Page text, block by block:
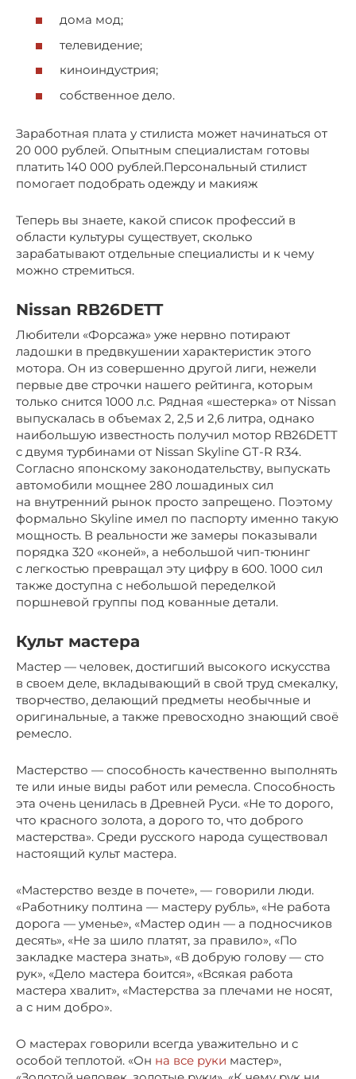
дома мод;
телевидение;
киноиндустрия;
собственное дело.
Заработная плата у стилиста может начинаться от
20 000 рублей. Опытным специалистам готовы
платить 140 000 рублей.Персональный стилист
помогает подобрать одежду и макияж
Теперь вы знаете, какой список профессий в
области культуры существует, сколько
зарабатывают отдельные специалисты и к чему
можно стремиться.
Nissan RB26DETT
Любители «Форсажа» уже нервно потирают
ладошки в предвкушении характеристик этого
мотора. Он из совершенно другой лиги, нежели
первые две строчки нашего рейтинга, которым
только снится 1000 л.с. Рядная «шестерка» от Nissan
выпускалась в объемах 2, 2,5 и 2,6 литра, однако
наибольшую известность получил мотор RB26DETT
c двумя турбинами от Nissan Skyline GT-R R34.
Согласно японскому законодательству, выпускать
автомобили мощнее 280 лошадиных сил
на внутренний рынок просто запрещено. Поэтому
формально Skyline имел по паспорту именно такую
мощность. В реальности же замеры показывали
порядка 320 «коней», а небольшой чип-тюнинг
с легкостью превращал эту цифру в 600. 1000 сил
также доступна с небольшой переделкой
поршневой группы под кованные детали.
Культ мастера
Мастер — человек, достигший высокого искусства
в своем деле, вкладывающий в свой труд смекалку,
творчество, делающий предметы необычные и
оригинальные, а также превосходно знающий своё
ремесло.
Мастерство — способность качественно выполнять
те или иные виды работ или ремесла. Способность
эта очень ценилась в Древней Руси. «Не то дорого,
что красного золота, а дорого то, что доброго
мастерства». Среди русского народа существовал
настоящий культ мастера.
«Мастерство везде в почете», — говорили люди.
«Работнику полтина — мастеру рубль», «Не работа
дорога — уменье», «Мастер один — а подносчиков
десять», «Не за шило платят, за правило», «По
закладке мастера знать», «В добрую голову — сто
рук», «Дело мастера боится», «Всякая работа
мастера хвалит», «Мастерства за плечами не носят,
а с ним добро».
О мастерах говорили всегда уважительно и с
особой теплотой. «Он на все руки мастер»,